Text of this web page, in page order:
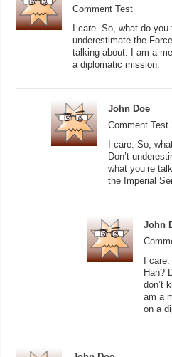
Comment Test
I care. So, what do
underestimate the
talking about. I am a
a diplomatic mission.
John Doe
Comment Test
I care. So,
Don’t
what you’re
the Imperial
John
I
Han?
don’t
am a
on a